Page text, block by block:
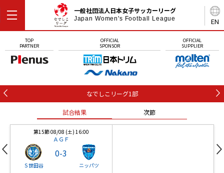
EN
一般社団法人日本女子サッカーリーグ
Japan Women's Football League
TOP
PARTNER
OFFICIAL
SPONSOR
OFFICIAL
SUPPLIER
なでしこリーグ1部
試合結果 次節
第15節 08/08 (土) 16:00
ＡＧＦ
Ｓ世田谷
0-3
ニッパツ